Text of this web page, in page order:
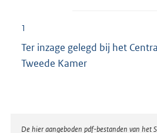
1
Ter inzage gelegd bij het
Tweede Kamer
De hier aangeboden pdf-bestanden van het